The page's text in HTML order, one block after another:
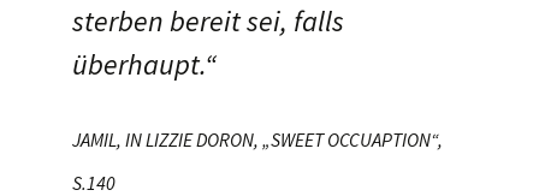
sterben bereit sei, falls
überhaupt.“
JAMIL, IN LIZZIE DORON, „SWEET OCCUAPTION“,
S.140